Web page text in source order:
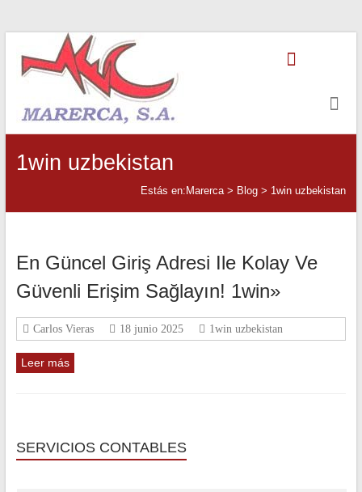
contenido
Marerca
Contabilidad
1win uzbekistan
Estás en: Marerca> Blog > 1win uzbekistan
En Güncel Giriş Adresi Ile Kolay Ve
Güvenli Erişim Sağlayın! 1win»
Carlos Vieras 18 junio 2025 1win uzbekistan
Leer más
SERVICIOS CONTABLES